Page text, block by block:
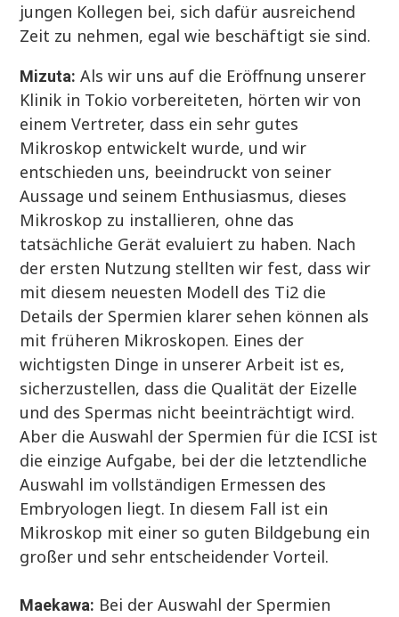
jungen Kollegen bei, sich dafür ausreichend
Zeit zu nehmen, egal wie beschäftigt sie sind.
Mizuta: Als wir uns auf die Eröffnung unserer
Klinik in Tokio vorbereiteten, hörten wir von
einem Vertreter, dass ein sehr gutes
Mikroskop entwickelt wurde, und wir
entschieden uns, beeindruckt von seiner
Aussage und seinem Enthusiasmus, dieses
Mikroskop zu installieren, ohne das
tatsächliche Gerät evaluiert zu haben. Nach
der ersten Nutzung stellten wir fest, dass wir
mit diesem neuesten Modell des Ti2 die
Details der Spermien klarer sehen können als
mit früheren Mikroskopen. Eines der
wichtigsten Dinge in unserer Arbeit ist es,
sicherzustellen, dass die Qualität der Eizelle
und des Spermas nicht beeinträchtigt wird.
Aber die Auswahl der Spermien für die ICSI ist
die einzige Aufgabe, bei der die letztendliche
Auswahl im vollständigen Ermessen des
Embryologen liegt. In diesem Fall ist ein
Mikroskop mit einer so guten Bildgebung ein
großer und sehr entscheidender Vorteil.
Maekawa: Bei der Auswahl der Spermien